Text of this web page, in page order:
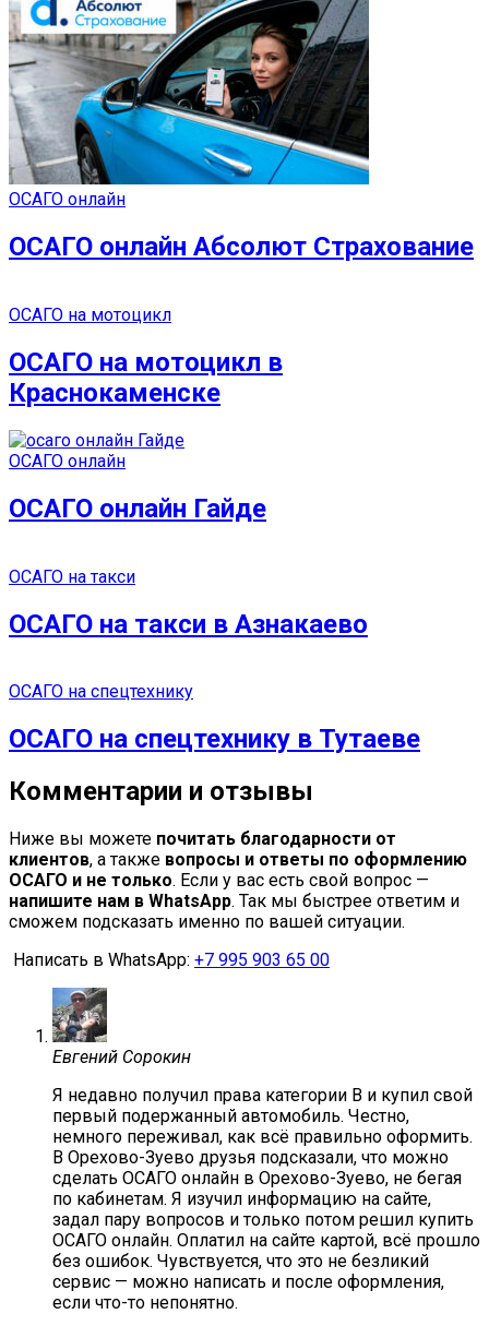
ОСАГО онлайн
ОСАГО онлайн Абсолют Страхование
ОСАГО на мотоцикл
ОСАГО на мотоцикл в
Краснокаменске
ОСАГО онлайн
ОСАГО онлайн Гайде
ОСАГО на такси
ОСАГО на такси в Азнакаево
ОСАГО на спецтехнику
ОСАГО на спецтехнику в Тутаеве
Комментарии и отзывы
Ниже вы можете почитать благодарности от
клиентов, а также вопросы и ответы по оформлению
ОСАГО и не только. Если у вас есть свой вопрос —
напишите нам в WhatsApp. Так мы быстрее ответим и
сможем подсказать именно по вашей ситуации.
Написать в WhatsApp: +7 995 903 65 00
Евгений Сорокин
Я недавно получил права категории B и купил свой
первый подержанный автомобиль. Честно,
немного переживал, как всё правильно оформить.
В Орехово-Зуево друзья подсказали, что можно
сделать ОСАГО онлайн в Орехово-Зуево, не бегая
по кабинетам. Я изучил информацию на сайте,
задал пару вопросов и только потом решил купить
ОСАГО онлайн. Оплатил на сайте картой, всё прошло
без ошибок. Чувствуется, что это не безликий
сервис — можно написать и после оформления,
если что-то непонятно.